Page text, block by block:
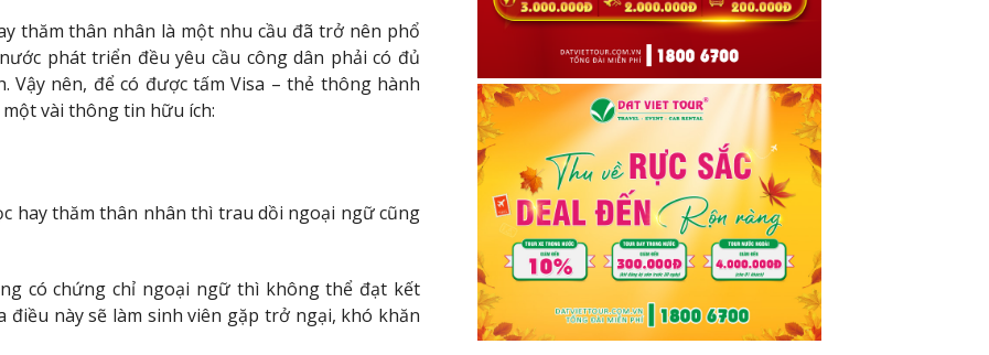
thăm thân nhân là một nhu cầu đã trở nên phổ
phát triển đều yêu cầu công dân phải có đủ
Vậy nên, để có được tấm Visa – thẻ thông hành
vài thông tin hữu ích:
hay thăm thân nhân thì trau dồi ngoại ngữ cũng
có chứng chỉ ngoại ngữ thì không thể đạt kết
này sẽ làm sinh viên gặp trở ngại, khó khăn